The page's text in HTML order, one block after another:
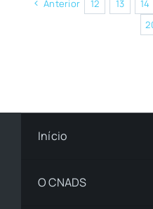
Anterior 12 13 14
Início
O CNADS